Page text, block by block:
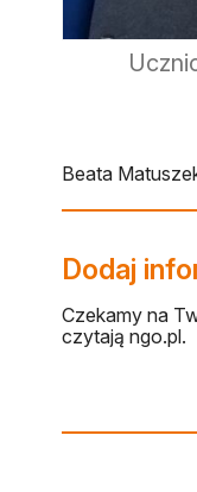
Beata
Dodaj
Czekamy na
czytają ngo.pl.